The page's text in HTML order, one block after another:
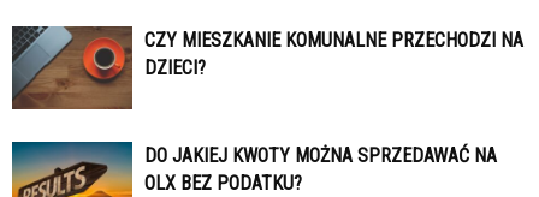
CZY MIESZKANIE KOMUNALNE PRZECHODZI NA
DZIECI?
DO JAKIEJ KWOTY MOŻNA SPRZEDAWAĆ NA
OLX BEZ PODATKU?